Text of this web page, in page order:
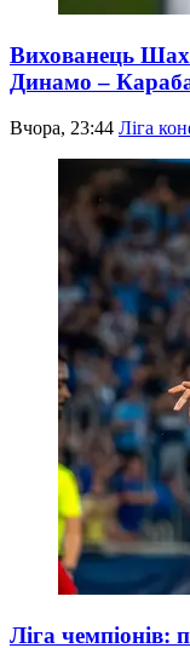
Вихованець
Динамо –
Вчора, 23:44 Ліга
Ліга чемпіонів: